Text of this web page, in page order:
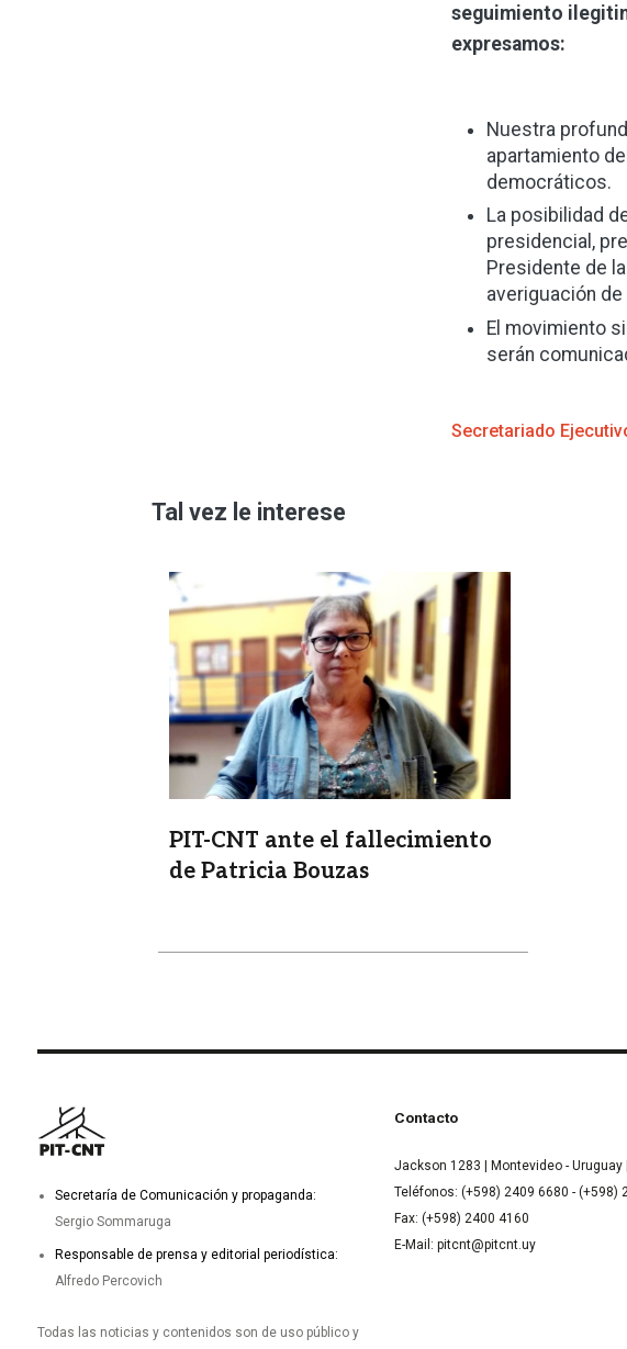
seguimiento
expresamos:
Nuestra
apartamiento
democráticos.
La posibilidad
presidencial,
Presidente de
averiguación de
El movimiento
serán
Secretariado
Tal vez le interese
Imagen
PIT-CNT ante el fallecimiento
de Patricia Bouzas
Secretaría de Comunicación y propaganda:
Sergio Sommaruga
Responsable de prensa y editorial periodística:
Alfredo Percovich
Todas las noticias y contenidos son de uso público y
Contacto
Jackson 1283 | Montevideo - Uruguay
Teléfonos: (+598) 2409 6680 - (+598)
Fax: (+598) 2400 4160
E-Mail: pitcnt@pitcnt.uy